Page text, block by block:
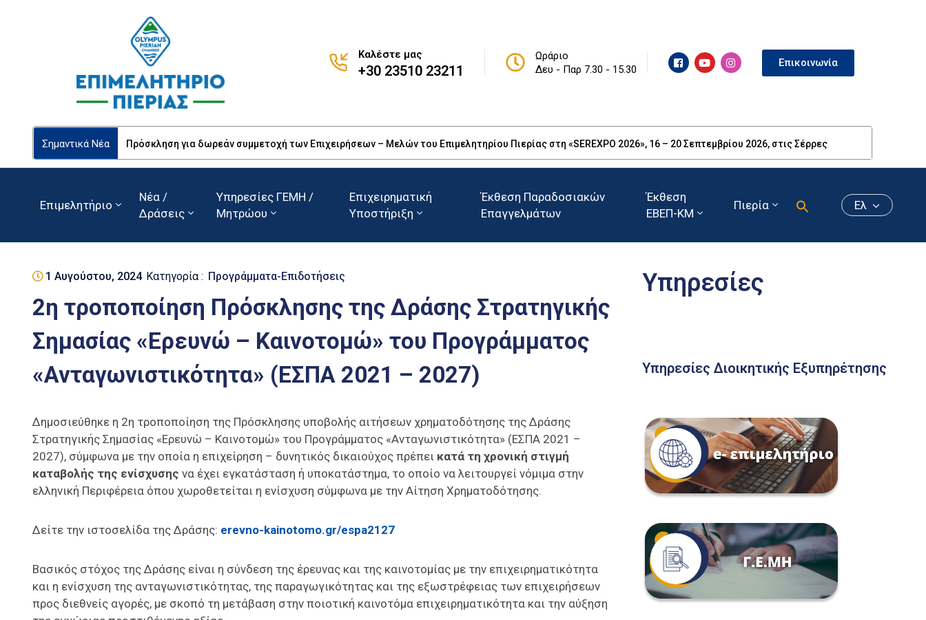
Καλέστε μας
+30 23510 23211
Ωράριο
Δευ - Παρ 7.30 - 15.30
Επικοινωνία
Σημαντικά Νέα Πρόσκληση για δωρεάν συμμετοχή των Επιχειρήσεων – Μελών του Επιμελητηρίου Πιερίας στη «SEREXPO 2026», 16 – 20 Σεπτεμβρίου 2026, στις Σέρρες
Επιμελητήριο
Νέα /
Δράσεις
Υπηρεσίες ΓΕΜΗ /
Μητρώου
Επιχειρηματική
Υποστήριξη
Έκθεση Παραδοσιακών
Επαγγελμάτων
Έκθεση
ΕΒΕΠ-ΚΜ
Πιερία Ελ
1 Αυγούστου, 2024 Κατηγορία : Προγράμματα-Επιδοτήσεις
2η τροποποίηση Πρόσκλησης της Δράσης Στρατηγικής
Σημασίας «Ερευνώ – Καινοτομώ» του Προγράμματος
«Ανταγωνιστικότητα» (ΕΣΠΑ 2021 – 2027)
Δημοσιεύθηκε η 2η τροποποίηση της Πρόσκλησης υποβολής αιτήσεων χρηματοδότησης της Δράσης
Στρατηγικής Σημασίας «Ερευνώ – Καινοτομώ» του Προγράμματος «Ανταγωνιστικότητα» (ΕΣΠΑ 2021 –
2027), σύμφωνα με την οποία η επιχείρηση – δυνητικός δικαιούχος πρέπει κατά τη χρονική στιγμή
καταβολής της ενίσχυσης να έχει εγκατάσταση ή υποκατάστημα, το οποίο να λειτουργεί νόμιμα στην
ελληνική Περιφέρεια όπου χωροθετείται η ενίσχυση σύμφωνα με την Αίτηση Χρηματοδότησης.
Δείτε την ιστοσελίδα της Δράσης: erevno-kainotomo.gr/espa2127
Βασικός στόχος της Δράσης είναι η σύνδεση της έρευνας και της καινοτομίας με την επιχειρηματικότητα
και η ενίσχυση της ανταγωνιστικότητας, της παραγωγικότητας και της εξωστρέφειας των επιχειρήσεων
προς διεθνείς αγορές, με σκοπό τη μετάβαση στην ποιοτική καινοτόμα επιχειρηματικότητα και την αύξηση
Υπηρεσίες
Υπηρεσίες Διοικητικής Εξυπηρέτησης